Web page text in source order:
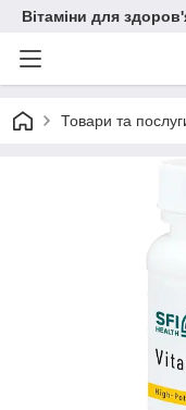
Вітаміни для
Товари та